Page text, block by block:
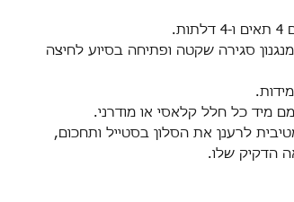
.
סגירה שקטה ופתיחה בסיוע לחיצה
מיד כל חלל קלאסי או מודרני.
לרענן את הסלון בסטייל ותחכום,
הדקיק שלו.